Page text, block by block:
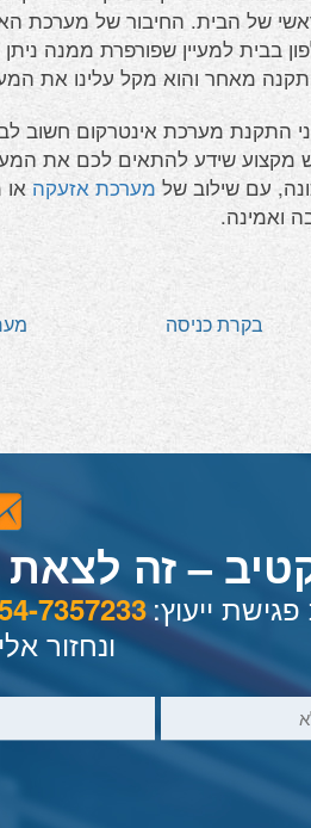
של הבית. החיבור של מערכת
בבית למעיין שפורפרת ממנה
מאחר והוא מקל עלינו את
התקנת מערכת אינטרקום חשוב
מקצוע שידע להתאים לכם את
עם שילוב של מערכת אזעקה
ואמינה.
בקרת כניסה
– זה
ייעוץ:7357233
ונחזור